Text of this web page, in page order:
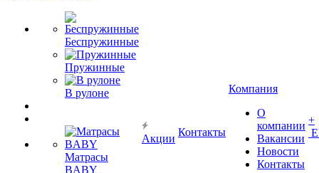
Беспружинные
Пружинные
В рулоне
Матрасы
BABY
Акции
Контакты
Компания
О
компании
Вакансии
Новости
Контакты
+